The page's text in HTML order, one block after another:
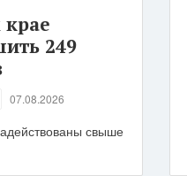
249
07.08.2026
свыше